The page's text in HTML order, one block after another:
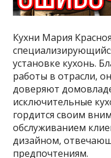
Кухни Мария
установке кухонь.
работы в отрасли,
доверяют
исключительные
гордится своим
обслуживанием
дизайном,
предпочтениям.